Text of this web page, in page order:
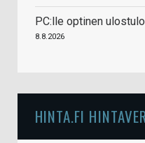
PC:lle optinen ulostulo
8.8.2026
HINTA.FI